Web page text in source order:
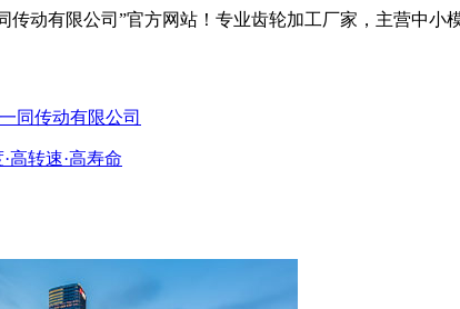
传动有限公司”官方网站！专业齿轮加工厂家，主营中小
同传动有限公司
高转速·高寿命